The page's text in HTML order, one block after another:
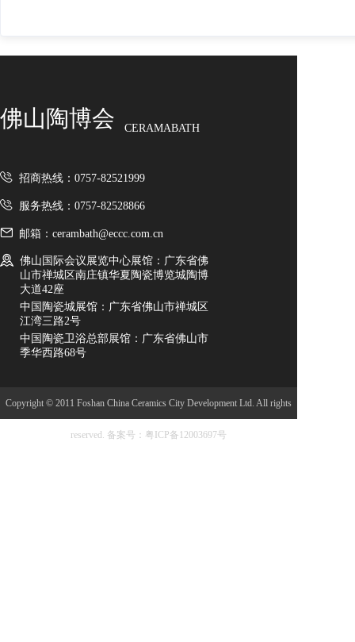
佛山陶博会 CERAMABATH
招商热线：0757-82521999
服务热线：0757-82528866
邮箱：cerambath@eccc.com.cn
佛山国际会议展览中心展馆：广东省佛
山市禅城区南庄镇华夏陶瓷博览城陶博
大道42座
中国陶瓷城展馆：广东省佛山市禅城区
江湾三路2号
中国陶瓷卫浴总部展馆：广东省佛山市
季华西路68号
Copyright © 2011 Foshan China Ceramics City Development Ltd. All rights
reserved. 备案号：粤ICP备12003697号